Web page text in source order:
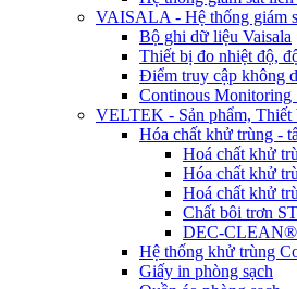
VAISALA - Hệ thống giám
Bộ ghi dữ liệu Vaisala
Thiết bị đo nhiệt độ,
Điểm truy cập không
Continous Monitoring
VELTEK - Sản phẩm, Thiết
Hóa chất khử trùng -
Hoá chất khử
Hóa chất khử
Hoá chất khử
Chất bôi trơn
DEC-CLEAN®
Hệ thống khử trùng
Giấy in phòng sạch